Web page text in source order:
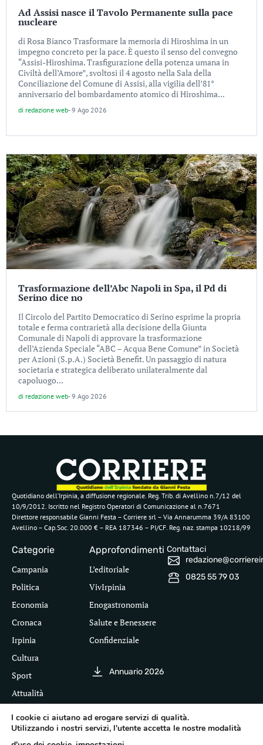
Ad Assisi nasce il Tavolo Permanente sulla pace
nucleare
di Rosa Bianco Trasformare la memoria di Hiroshima in un
impegno concreto per la pace. È questo il senso del convegno
“Assisi-Hiroshima. Trasfigurazione della potenza umana in
Civiltà dell’Amore”, svoltosi il 4 agosto nella Sala della
Conciliazione del Comune di Assisi, alla vigilia dell’81°
anniversario del bombardamento atomico di Hiroshima...
di redazione web-9 Ago 2026
Trasformazione dell’Abc Napoli in Spa, il Pd di
Serino dice no
Il Circolo del Partito Democratico di Serino esprime la propria
totale e ferma contrarietà alla decisione della Giunta
Comunale di Napoli di approvare la trasformazione
dell’Azienda Speciale “ABC – Acqua Bene Comune” in Società
per Azioni (S.p.A.) Società Benefit. Un passaggio di natura
societaria e strategica deliberato unilateralmente dal
capoluogo...
di redazione web-9 Ago 2026
Quotidiano dell’Irpinia, a diffusione regionale. Reg. Trib. di Avellino n.7/12 del
10/9/2012. Iscritto nel Registro Operatori di Comunicazione al n.7671
Direttore responsabile Gianni Festa – Corriere srl – Via Annarumma 39/A 83100
Avellino – Cap.Soc. 20.000 € – REA 187346 – PI/CF. Reg. naz. stampa 10218/99
Categorie
Campania
Politica
Economia
Cronaca
Irpinia
Cultura
Sport
Attualità
Approfondimenti
L’editoriale
VivIrpinia
Enogastronomia
Salute e Benessere
Confidenziale
Annuario 2026
Contattaci
0825 55 79 03
Segui il Corriere dell'Irpinia
I cookie ci aiutano ad erogare servizi di qualità.
Utilizzando i nostri servizi, l'utente accetta le nostre modalità